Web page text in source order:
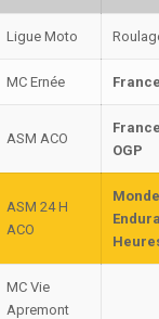
Ligue Moto
MC Ernée
ASM ACO
OGP
ASM 24 H
ACO
Monde
MC Vie
Apremont